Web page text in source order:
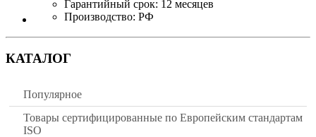
Гарантийный срок: 12 месяцев
Производство: РФ
КАТАЛОГ
Популярное
Товары сертифицированные по Европейским стандартам
ISO